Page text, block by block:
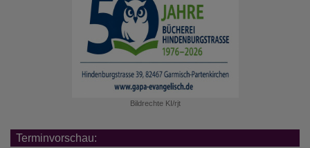
Bildrechte KI/rjt
Terminvorschau: